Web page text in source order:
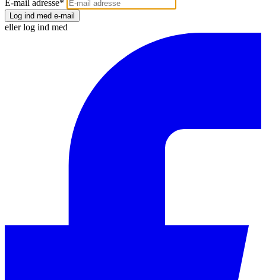
E-mail adresse*
Log ind med e-mail
eller log ind med